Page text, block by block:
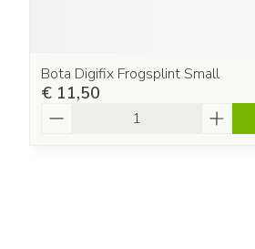
Bota Digifix Frogsplint Small
€ 11,50